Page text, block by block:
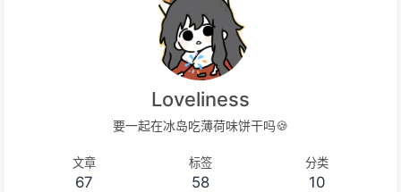
Loveliness
要一起在冰岛吃薄荷味饼干吗🍪
文章
67
标签
58
分类
10